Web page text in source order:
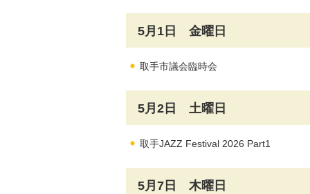
5月1日 金曜日
取手市議会臨時会
5月2日 土曜日
取手JAZZ Festival 2026 Part1
5月7日 木曜日